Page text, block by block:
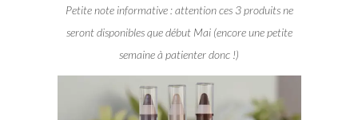
Petite note informative : attention ces 3 produits ne
seront disponibles que début Mai (encore une petite
semaine à patienter donc !)